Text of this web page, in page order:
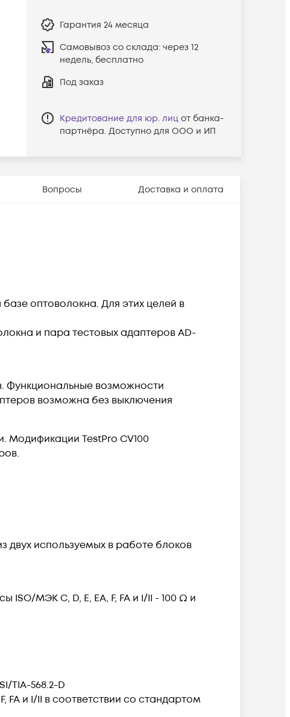
Гарантия 24 месяца
Самовывоз со склада: через 12
недель, бесплатно
Под заказ
Кредитование для юр. лиц от банка-
партнёра. Доступно для ООО и ИП
Вопросы Доставка и оплата
оптоволокна. Для этих целей в
и пара тестовых адаптеров AD-
Функциональные возможности
возможна без выключения
Модификации TestPro CV100
двух используемых в работе блоков
ISO/МЭК C, D, E, EA, F, FA и I/II - 100 Ω и
TIA-568.2-D
FA и I/II в соответствии со стандартом